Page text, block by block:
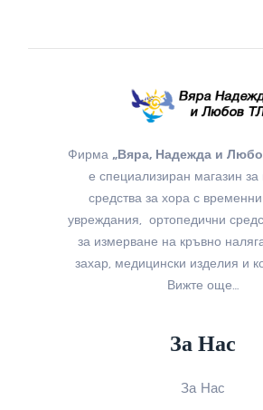
Фирма „Вяра, Надежда и
е специализиран магазин
средства за хора с
увреждания, ортопедични
за измерване на кръвно
захар, медицински изделия и
Вижте още…
За Нас
За Нас